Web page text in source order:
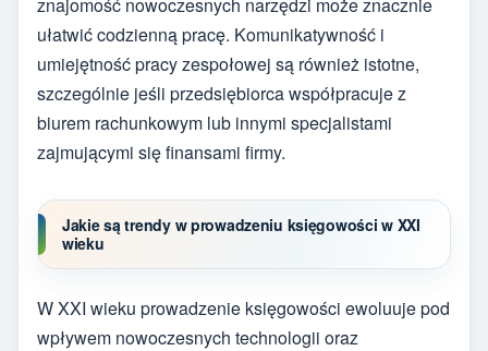
ułatwić codzienną pracę. Komunikatywność i
umiejętność pracy zespołowej są również istotne,
szczególnie jeśli przedsiębiorca współpracuje z
biurem rachunkowym lub innymi specjalistami
zajmującymi się finansami firmy.
Jakie są trendy w prowadzeniu księgowości w XXI
wieku
W XXI wieku prowadzenie księgowości ewoluuje pod
wpływem nowoczesnych technologii oraz